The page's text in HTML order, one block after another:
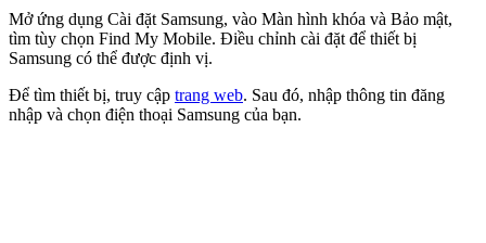
Mở ứng dụng Cài đặt Samsung, vào Màn hình khóa và Bảo mật,
tìm tùy chọn Find My Mobile. Điều chỉnh cài đặt để thiết bị
Samsung có thể được định vị.
Để tìm thiết bị, truy cập trang web. Sau đó, nhập thông tin đăng
nhập và chọn điện thoại Samsung của bạn.